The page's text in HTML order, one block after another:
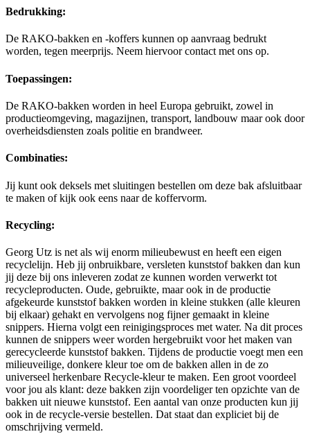
Bedrukking:
De RAKO-bakken en -koffers kunnen op aanvraag bedrukt
worden, tegen meerprijs. Neem hiervoor contact met ons op.
Toepassingen:
De RAKO-bakken worden in heel Europa gebruikt, zowel in
productieomgeving, magazijnen, transport, landbouw maar ook door
overheidsdiensten zoals politie en brandweer.
Combinaties:
Jij kunt ook deksels met sluitingen bestellen om deze bak afsluitbaar
te maken of kijk ook eens naar de koffervorm.
Recycling:
Georg Utz is net als wij enorm milieubewust en heeft een eigen
recyclelijn. Heb jij onbruikbare, versleten kunststof bakken dan kun
jij deze bij ons inleveren zodat ze kunnen worden verwerkt tot
recycleproducten. Oude, gebruikte, maar ook in de productie
afgekeurde kunststof bakken worden in kleine stukken (alle kleuren
bij elkaar) gehakt en vervolgens nog fijner gemaakt in kleine
snippers. Hierna volgt een reinigingsproces met water. Na dit proces
kunnen de snippers weer worden hergebruikt voor het maken van
gerecycleerde kunststof bakken. Tijdens de productie voegt men een
milieuveilige, donkere kleur toe om de bakken allen in de zo
universeel herkenbare Recycle-kleur te maken. Een groot voordeel
voor jou als klant: deze bakken zijn voordeliger ten opzichte van de
bakken uit nieuwe kunststof. Een aantal van onze producten kun jij
ook in de recycle-versie bestellen. Dat staat dan expliciet bij de
omschrijving vermeld.